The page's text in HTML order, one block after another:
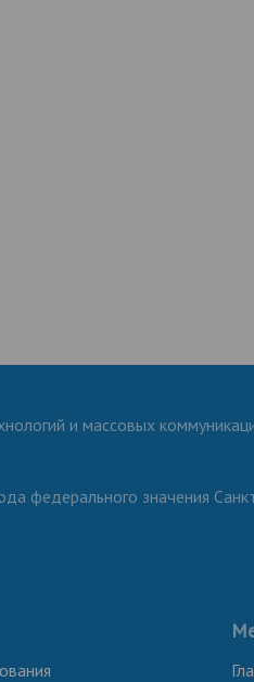
и массовых
федерального значения